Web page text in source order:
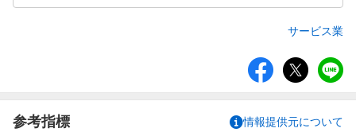
サービス業
ア
参考指標 情報提供元について